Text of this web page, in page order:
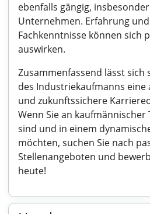
ebenfalls gängig,
Unternehmen. Erfahrung
Fachkenntnisse können sich
auswirken.
Zusammenfassend lässt sich
des Industriekaufmanns eine
und zukunftssichere
Wenn Sie an
sind und in einem
möchten, suchen Sie nach
Stellenangeboten und
heute!